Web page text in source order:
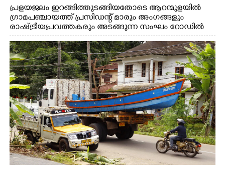
പ്രളയജലം ഇറങ്ങിത്തുടങ്ങിയതോടെ ആറന്മുളയിൽ
ഗ്രാമപഞ്ചായത്ത് പ്രസിഡന്റ് മാരും അംഗങ്ങളും
രാഷ്ട്രീയപ്രവത്തകരും അടങ്ങുന്ന സംഘം റോഡിൽ
അടിഞ്ഞ് കൂടിയ ചെളിയും മണ്ണും മറ്റ് മാലിന്യങ്ങളും
നീക്കം ചെയ്യുന്നു.